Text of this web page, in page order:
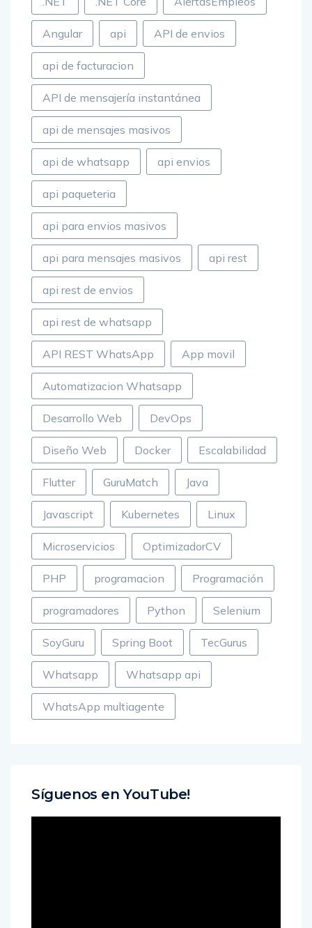
Angular api API de envios
api de facturacion
API de mensajería instantánea
api de mensajes masivos
api de whatsapp api envios
api paqueteria
api para envios masivos
api para mensajes masivos api rest
api rest de envios
api rest de whatsapp
API REST WhatsApp App movil
Automatizacion Whatsapp
Desarrollo Web DevOps
Diseño Web Docker Escalabilidad
Flutter GuruMatch Java
Javascript Kubernetes Linux
Microservicios OptimizadorCV
PHP programacion Programación
programadores Python Selenium
SoyGuru Spring Boot TecGurus
Whatsapp Whatsapp api
WhatsApp multiagente
Síguenos en YouTube!